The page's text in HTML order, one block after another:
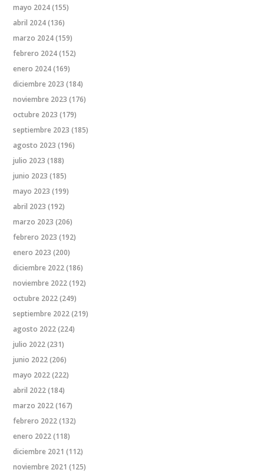
mayo 2024(155)
abril 2024(136)
marzo 2024(159)
febrero 2024(152)
enero 2024(169)
diciembre 2023 (184)
noviembre 2023 (176)
octubre 2023 (179)
septiembre 2023 (185)
agosto 2023 (196)
julio 2023 (188)
junio 2023 (185)
mayo 2023 (199)
abril 2023 (192)
marzo 2023 (206)
febrero 2023 (192)
enero 2023 (200)
diciembre 2022(186)
noviembre 2022(192)
octubre 2022(249)
septiembre 2022(219)
agosto 2022(224)
julio 2022(231)
junio 2022(206)
mayo 2022(222)
abril 2022(184)
marzo 2022(167)
febrero 2022(132)
enero 2022(118)
diciembre 2021 (112)
noviembre 2021 (125)